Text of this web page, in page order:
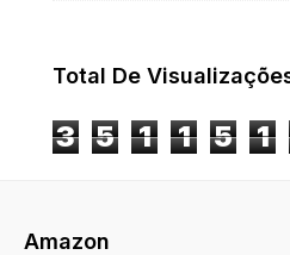
Total De
3 5 1 1 5 1
Amazon